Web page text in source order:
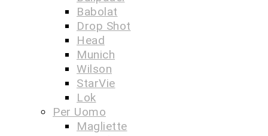
Babolat
Drop Shot
Head
Munich
Wilson
StarVie
Lok
Per Uomo
Magliette